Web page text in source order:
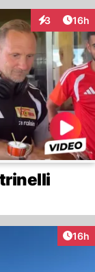
3
Interaktionen
16h
16h